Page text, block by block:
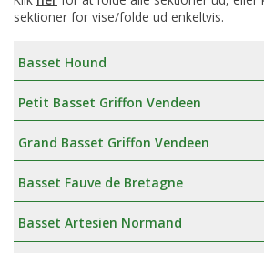
sektioner for vise/folde ud enkeltvis.
Basset Hound
Petit Basset Griffon Vendeen
Grand Basset Griffon Vendeen
Basset Fauve de Bretagne
Basset Artesien Normand